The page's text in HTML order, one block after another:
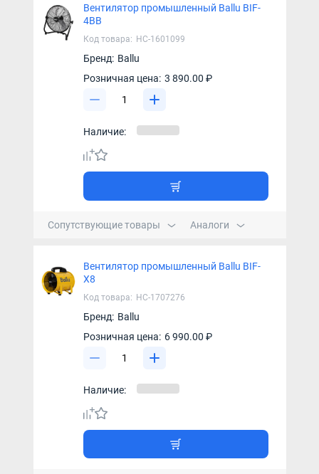
Вентилятор промышленный Ballu BIF-
4BB
Код товара: НС-1601099
Бренд: Ballu
Розничная цена: 3 890.00 ₽
Наличие:
Сопутствующие товары Аналоги
Вентилятор промышленный Ballu BIF-
X8
Код товара: НС-1707276
Бренд: Ballu
Розничная цена: 6 990.00 ₽
Наличие: